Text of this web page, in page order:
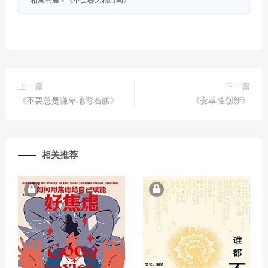
上一篇
《不要总是谦卑地弯着腰》
下一篇
《变革性创新》
相关推荐